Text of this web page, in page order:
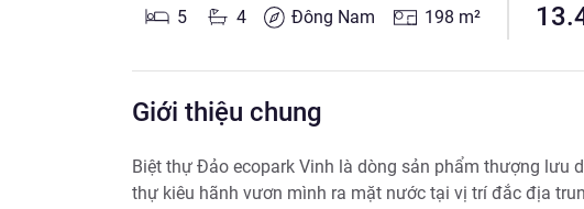
5 4 Đông Nam 198 m²
Giới thiệu chung
Biệt thự Đảo ecopark Vinh là dòng sản phẩm thượng lưu
thự kiêu hãnh vươn mình ra mặt nước tại vị trí đắc địa